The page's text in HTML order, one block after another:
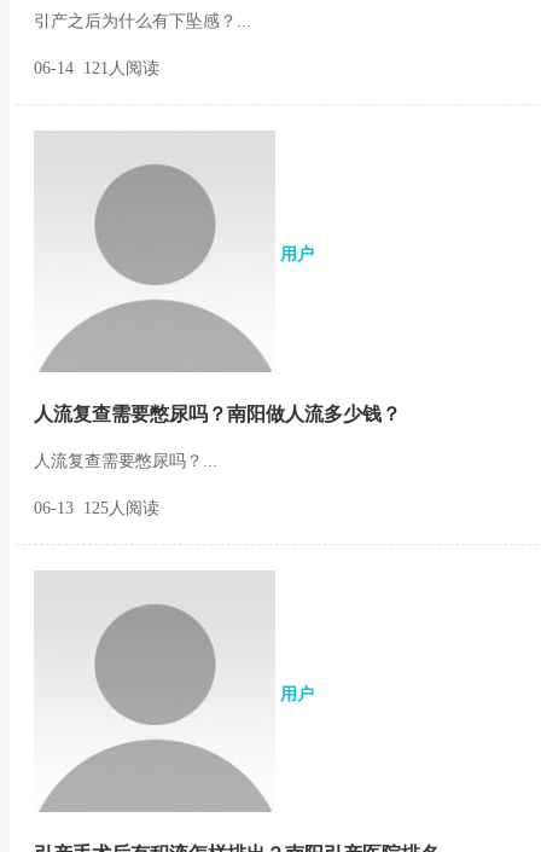
引产之后为什么有下坠感？...
06-14 121人阅读
用户
人流复查需要憋尿吗？南阳做人流多少钱？
人流复查需要憋尿吗？...
06-13 125人阅读
用户